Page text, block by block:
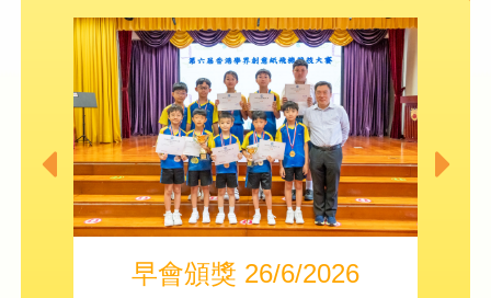
早會頒獎 26/6/2026